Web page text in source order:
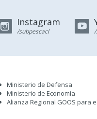
Instagram
/subpescacl /
Ministerio de Defensa
Ministerio de Economía
Alianza Regional GOOS para